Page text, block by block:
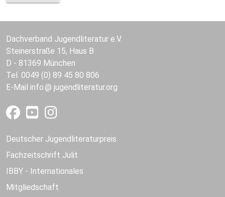
Dachverband Jugendliteratur e.V.
Steinerstraße 15, Haus B
D - 81369 München
Tel. 0049 (0) 89 45 80 806
E-Mail info jugendliteratur.org
Deutscher Jugendliteraturpreis
Fachzeitschrift Julit
IBBY - Internationales
Mitgliedschaft